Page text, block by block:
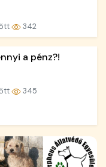
342
a pénz?!
345